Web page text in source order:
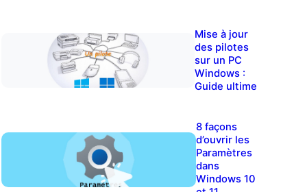
Mise à jour
des pilotes
sur un PC
Windows :
Guide ultime
8 façons
d’ouvrir les
Paramètres
dans
Windows 10